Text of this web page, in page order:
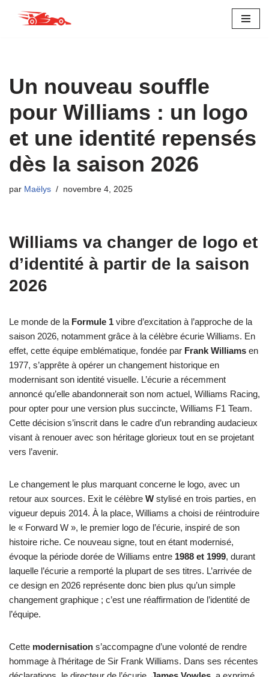
Un nouveau souffle
pour Williams : un logo
et une identité repensés
dès la saison 2026
par Maëlys novembre 4, 2025
Williams va changer de logo et
d’identité à partir de la saison
2026
Le monde de la Formule 1 vibre d’excitation à l’approche de la
saison 2026, notamment grâce à la célèbre écurie Williams. En
effet, cette équipe emblématique, fondée par Frank Williams en
1977, s’apprête à opérer un changement historique en
modernisant son identité visuelle. L’écurie a récemment
annoncé qu’elle abandonnerait son nom actuel, Williams Racing,
pour opter pour une version plus succincte, Williams F1 Team.
Cette décision s’inscrit dans le cadre d’un rebranding audacieux
visant à renouer avec son héritage glorieux tout en se projetant
vers l’avenir.
Le changement le plus marquant concerne le logo, avec un
retour aux sources. Exit le célèbre W stylisé en trois parties, en
vigueur depuis 2014. À la place, Williams a choisi de réintroduire
le « Forward W », le premier logo de l’écurie, inspiré de son
histoire riche. Ce nouveau signe, tout en étant modernisé,
évoque la période dorée de Williams entre 1988 et 1999, durant
laquelle l’écurie a remporté la plupart de ses titres. L’arrivée de
ce design en 2026 représente donc bien plus qu’un simple
changement graphique ; c’est une réaffirmation de l’identité de
l’équipe.
Cette modernisation s’accompagne d’une volonté de rendre
hommage à l’héritage de Sir Frank Williams. Dans ses récentes